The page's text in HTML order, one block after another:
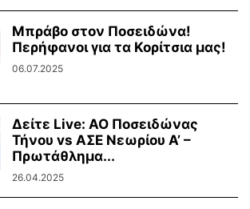
Μπράβο στον Ποσειδώνα!
Περήφανοι για τα Κορίτσια μας!
06.07.2025
Δείτε Live: ΑΟ Ποσειδώνας
Τήνου vs ΑΣΕ Νεωρίου Α’ –
Πρωτάθλημα...
26.04.2025